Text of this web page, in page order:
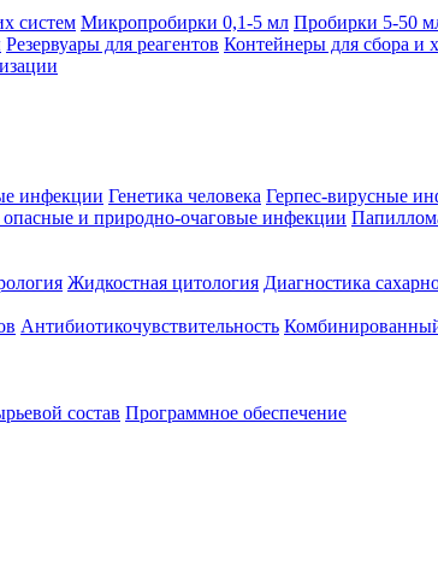
систем Микропробирки 0,1-5 мл Пробирки 5-50
Резервуары для реагентов Контейнеры для сбора и
инфекции Генетика человека Герпес-вирусные
и природно-очаговые инфекции
Жидкостная цитология Диагностика
Антибиотикочувствительность
состав Программное обеспечение